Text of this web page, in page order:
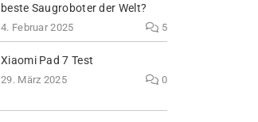
beste Saugroboter der Welt?
4. Februar 2025 5
Xiaomi Pad 7 Test
29. März 2025 0